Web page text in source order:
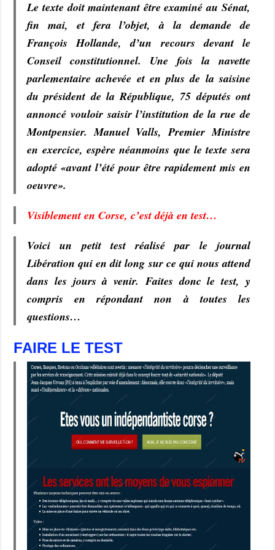
Le texte doit maintenant être examiné au Sénat,
fin mai, et fera l’objet, à la demande de
François Hollande, d’un recours devant le
Conseil constitutionnel. Une fois la navette
parlementaire achevée et en plus de la saisine
du président de la République, 75 députés ont
annoncé vouloir saisir l’institution de la rue de
Montpensier. Manuel Valls, Premier Ministre
en exercice, espère néanmoins que le texte sera
adopté «avant l’été pour être rapidement mis en
oeuvre».
Visiblement en Corse, c’est déjà en test…
Voici un petit test réalisé par le journal
Libération qui en dit long sur ce qui nous attend
dans les jours à venir. Faites donc le test, y
compris en répondant non à toutes les
questions…
FAIRE LE TEST